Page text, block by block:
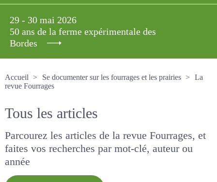
29 - 30 mai 2026
50 ans de la ferme expérimentale des
Bordes
Accueil
Se documenter sur les fourrages et les prairies
La revue Fourrages
Tous les articles
Parcourez les articles de la revue Fourrages, et
faites vos recherches par mot-clé, auteur ou
année